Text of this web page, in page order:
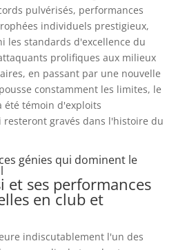
pulvérisés, performances
individuels prestigieux,
les standards d'excellence du
prolifiques aux milieux
en passant par une nouvelle
constamment les limites, le
été témoin d'exploits
gravés dans l'histoire du
génies qui dominent le
et ses performances
en club et
indiscutablement l'un des